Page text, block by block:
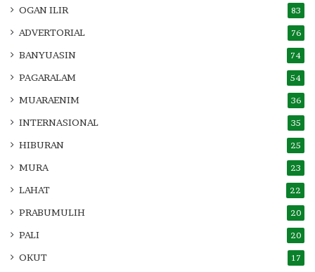
OGAN ILIR 83
ADVERTORIAL 76
BANYUASIN 74
PAGARALAM 54
MUARAENIM 36
INTERNASIONAL 35
HIBURAN 25
MURA 23
LAHAT 22
PRABUMULIH 20
PALI 20
OKUT 17